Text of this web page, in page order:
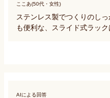
ここあ(50代・女性)
ステンレス製でつくりのし
も便利な、スライド式ラック
AIによる回答